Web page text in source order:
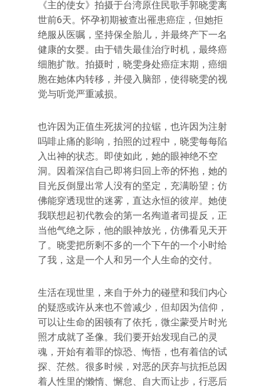
《主的使女》拍摄于台湾原住民歌手郭晓雯离
世前6天。怀孕初期被查出罹患癌症，但她拒
绝服从医嘱，坚持保全胎儿，并最终产下一名
健康的女婴。由于错失最佳治疗时机，最终癌
细胞扩散。拍摄时，晓雯身处癌症末期，癌细
胞在她体内转移，并侵入脑部，使得晓雯的视
觉与听觉严重减损。
也许因为正值生死拔河的拉锯，也许因为注射
吗啡止痛的影响，拍照的过程中，晓雯每每陷
入出神的状态。即使如此，她的眼神绝不空
洞。因着深信自己即将归回上帝的怀抱，她的
目光反倒显出常人没有的坚定，充满盼望；仿
佛能穿透现世的迷雾，直达永恒的彼岸。她使
我联想起初代教会的第一名殉道者司提反，正
当他气绝之际，他的眼神放光，仿佛看见天开
了。晓雯把所剩不多的一个下午的一个小时给
了我，这是一个人和另一个人生命的交付。
生活在现世里，来自于外力的碰壁和我们内心
的疑惑或许从来也不曾减少，但却因为信仰，
可以让生命的困顿有了依托，微尘蒙受片时光
照才成就了圣像。我们要开始发现自己的灵
魂，开始有着罪的惊恐、悔悟，也有着信的试
探、茫然。很多时候，对恶的厌弃与抗拒总因
着人性里的懒惰、懈怠、自大而让步，行恶后